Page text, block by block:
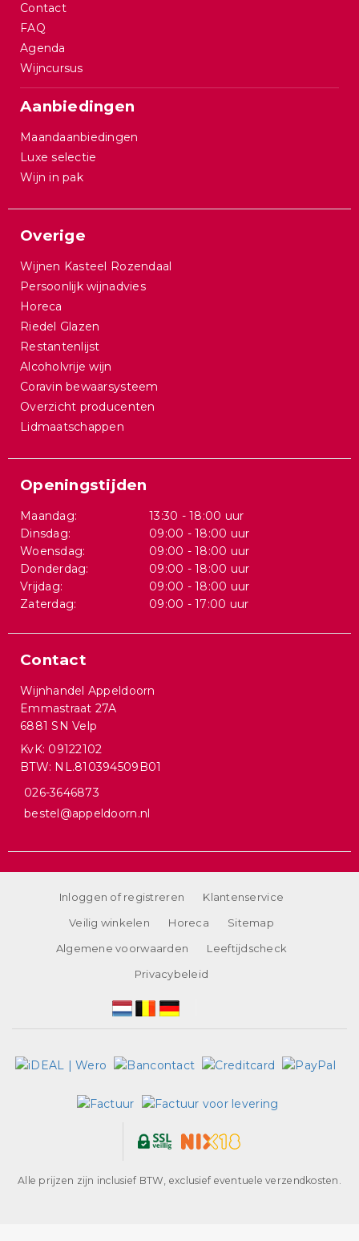
Contact
FAQ
Agenda
Wijncursus
Aanbiedingen
Maandaanbiedingen
Luxe selectie
Wijn in pak
Overige
Wijnen Kasteel Rozendaal
Persoonlijk wijnadvies
Horeca
Riedel Glazen
Restantenlijst
Alcoholvrije wijn
Coravin bewaarsysteem
Overzicht producenten
Lidmaatschappen
Openingstijden
Maandag:
13:30 - 18:00 uur
Dinsdag:
09:00 - 18:00 uur
Woensdag:
09:00 - 18:00 uur
Donderdag:
09:00 - 18:00 uur
Vrijdag:
09:00 - 18:00 uur
Zaterdag:
09:00 - 17:00 uur
Contact
Wijnhandel Appeldoorn
Emmastraat 27A
6881 SN Velp
KvK: 09122102
BTW: NL.810394509B01
026-3646873
bestel@appeldoorn.nl
Inloggen of registreren
Klantenservice
Veilig winkelen
Horeca
Sitemap
Algemene voorwaarden
Leeftijdscheck
Privacybeleid
Alle prijzen zijn inclusief BTW, exclusief eventuele verzendkosten.